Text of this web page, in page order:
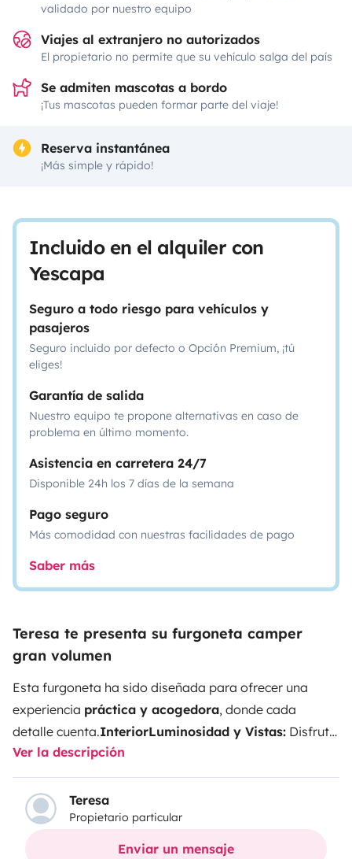
validado por nuestro equipo
Viajes al extranjero no autorizados
El propietario no permite que su vehículo salga del país
Se admiten mascotas a bordo
¡Tus mascotas pueden formar parte del viaje!
Reserva instantánea
¡Más simple y rápido!
Incluido en el alquiler con
Yescapa
Seguro a todo riesgo para vehículos y
pasajeros
Seguro incluido por defecto o Opción Premium, ¡tú
eliges!
Garantía de salida
Nuestro equipo te propone alternativas en caso de
problema en último momento.
Asistencia en carretera 24/7
Disponible 24h los 7 días de la semana
Pago seguro
Más comodidad con nuestras facilidades de pago
Saber más
Teresa te presenta su furgoneta camper
gran volumen
Esta furgoneta ha sido diseñada para ofrecer una
experiencia práctica y acogedora, donde cada
detalle cuenta.InteriorLuminosidad y Vistas: Disfruta
de una claridad excepcional gracias a sus tres
ventanas (incluyendo un ojo de buey) y su claraboya
gran formato.Confort Climático:
cuentan conmosquiteras y oscurecedores
Incluimos ropa de cama y toallas de tacto suave para
Ver la descripción
Teresa
Propietario particular
Enviar un mensaje